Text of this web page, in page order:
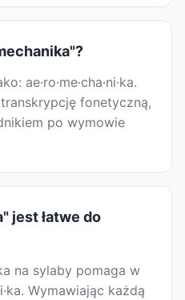
ae·ro·me·cha·ni·ka.
fonetyczną,
po wymowie
jest łatwe do
na sylaby pomaga w
Wymawiając każdą